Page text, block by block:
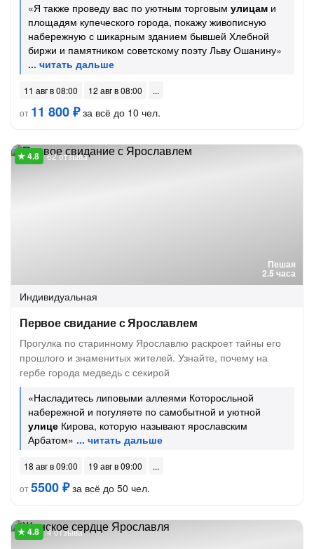
«Я также проведу вас по уютным торговым улицам и
площадям купеческого города, покажу живописную
набережную с шикарным зданием бывшей Хлебной
биржи и памятником советскому поэту Льву Ошанину»
11 авг в 08:00
12 авг в 08:00
от 11 800 ₽за всё до 10 чел.
Пешая
2.5 часа
62 отзыва
Индивидуальная
Первое свидание с Ярославлем
Прогулка по старинному Ярославлю раскроет тайны его
прошлого и знаменитых жителей. Узнайте, почему на
гербе города медведь с секирой
«Насладитесь липовыми аллеями Которосльной
набережной и погуляете по самобытной и уютной
улице Кирова, которую называют ярославским
Арбатом»
18 авг в 09:00
19 авг в 09:00
от5500 ₽за всё до 50 чел.
4 отзыва